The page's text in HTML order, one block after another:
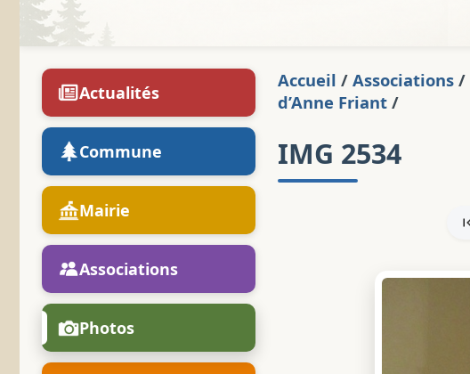
Actualités
Commune
Mairie
Associations
Photos
Accueil / Associations /
d’Anne Friant /
IMG 2534